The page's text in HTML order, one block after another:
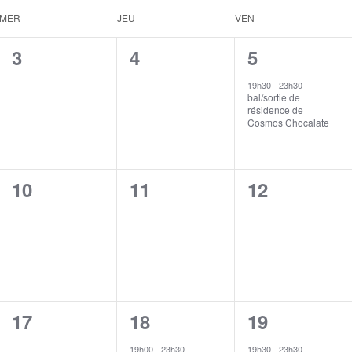
MER JEU VEN
0
3
0
4
1
évènement,
5
19h30-23h30
bal/sortie de
résidence de
Cosmos Chocalate
0
10
0
11
0
12
0
17
1
18
19h00-23h30
1
19
19h30-23h30